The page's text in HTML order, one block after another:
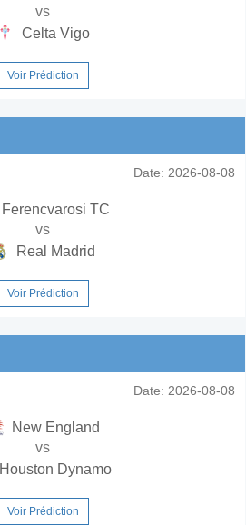
vs
Celta Vigo
Voir Prédiction
Date: 2026-08-08
Ferencvarosi TC
vs
Real Madrid
Voir Prédiction
Date: 2026-08-08
New England
vs
Houston Dynamo
Voir Prédiction